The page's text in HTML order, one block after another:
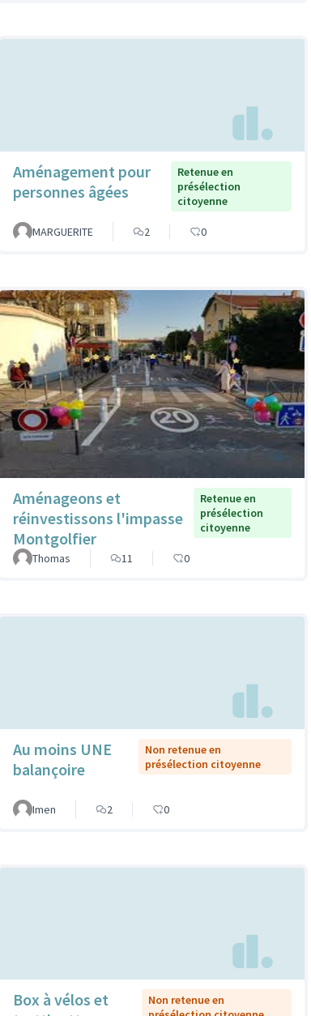
Aménagement pour
personnes âgées
Retenue en
présélection
citoyenne
MARGUERITE 2 0
Aménageons et
réinvestissons l'impasse
Montgolfier
Retenue en
présélection
citoyenne
Thomas 11 0
Au moins UNE
balançoire
Non retenue en
présélection citoyenne
Imen 2 0
Box à vélos et
Non retenue en